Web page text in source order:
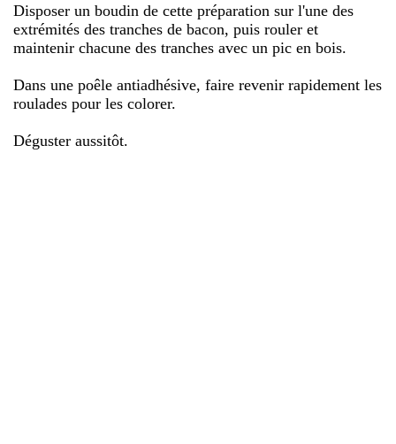
Disposer un boudin de cette préparation sur l'une des
extrémités des tranches de bacon, puis rouler et
maintenir chacune des tranches avec un pic en bois.
Dans une poêle antiadhésive, faire revenir rapidement les
roulades pour les colorer.
Déguster aussitôt.